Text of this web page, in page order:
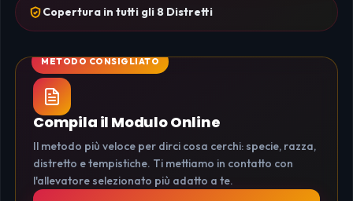
Copertura in tutti gli 8 Distretti
Compila il Modulo Online
Il metodo più veloce per dirci cosa cerchi: specie, razza,
distretto e tempistiche. Ti mettiamo in contatto con
l'allevatore selezionato più adatto a te.